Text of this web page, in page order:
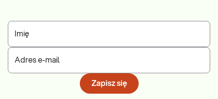
Imię
Adres e-mail
Zapisz się